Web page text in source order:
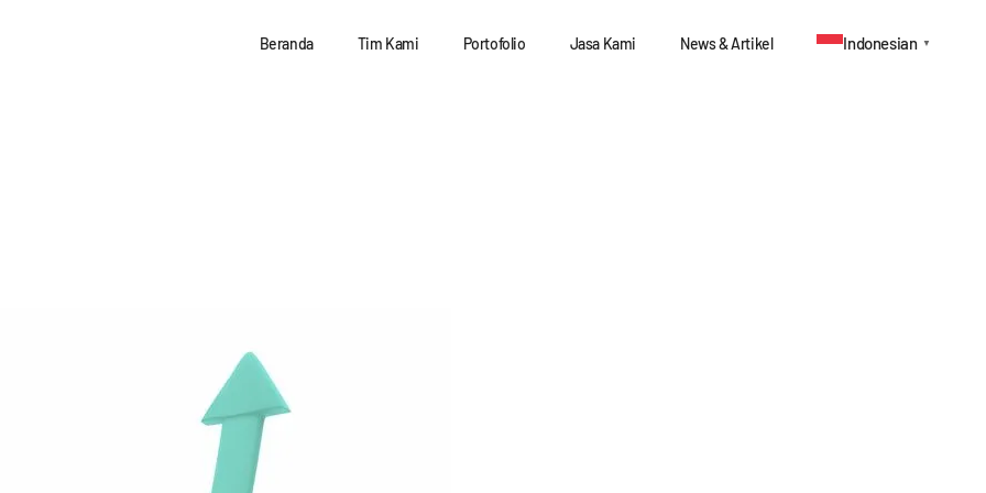
Beranda Tim Kami Portofolio Jasa Kami News & Artikel Indonesian ▼